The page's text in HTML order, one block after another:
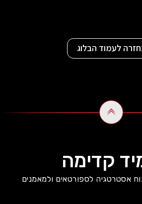
לעמוד הבלוג
קדימה
אסטרטגיה לספורטאים ולמאמנים